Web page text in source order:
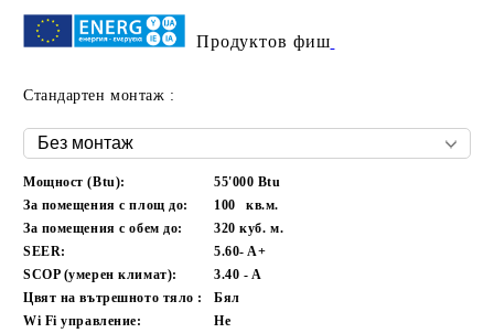
Продуктов фиш
Стандартен монтаж :
Мощност (Btu):
55'000 Btu
За помещения с площ до:
100
кв.м.
За помещения с обем до:
320куб. м.
SEER:
5.60- A+
SCOP (умерен климат):
3.40 - A
Цвят на вътрешното тяло :
Бял
Wi Fi управление:
Не